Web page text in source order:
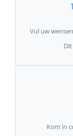
Vul uw
Kom in